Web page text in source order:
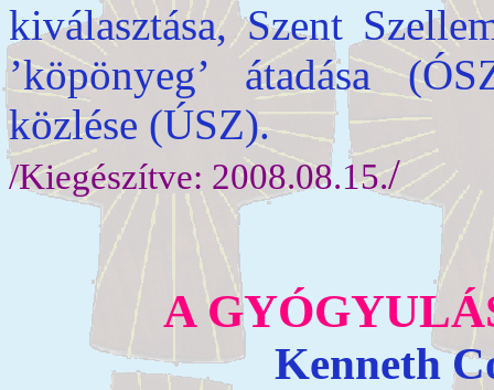
kiválasztása, Szent
’köpönyeg’ átadása
közlése (ÚSZ).
/Kiegészítve: 2008.08.15./
A
Kenneth